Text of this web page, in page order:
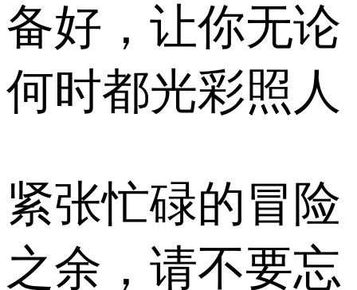
备好，让你无论
何时都光彩照人
紧张忙碌的冒险
之余，请不要忘